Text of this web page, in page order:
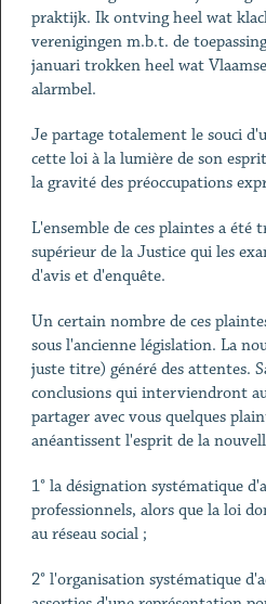
praktijk. Ik ontving heel wat
verenigingen m.b.t. de
januari trokken heel wat
alarmbel.
Je partage totalement le souci
cette loi à la lumière de son
la gravité des préoccupations
L'ensemble de ces plaintes a été
supérieur de la Justice qui les
d'avis et d'enquête.
Un certain nombre de ces
sous l'ancienne législation. La
juste titre) généré des attentes.
conclusions qui interviendront
partager avec vous quelques
anéantissent l'esprit de la
1° la désignation systématique
professionnels, alors que la loi
au réseau social ;
2° l'organisation systématique